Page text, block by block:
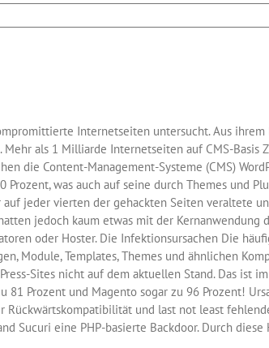
Internetseiten untersucht. Aus ihrem
als 1 Milliarde Internetseiten auf CMS-Basis
die Content-Management-Systeme (CMS)
was auch auf seine durch Themes und
jeder vierten der gehackten Seiten veraltete
jedoch kaum etwas mit der Kernanwendung
oder Hoster. Die Infektionsursachen Die
Module, Templates, Themes und ähnlichen
Sites nicht auf dem aktuellen Stand. Das ist
Prozent und Magento sogar zu 96 Prozent!
Rückwärtskompatibilität und last not least
Sucuri eine PHP-basierte Backdoor. Durch